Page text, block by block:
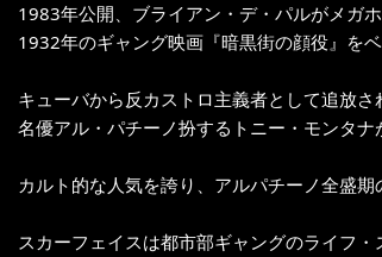
1983年公開、ブライアン・デ・パルがメガ
1932年のギャング映画『暗黒街の顔役』を
キューバから反カストロ主義者として追放
名優アル・パチーノ扮するトニー・モンタ
カルト的な人気を誇り、アルパチーノ全盛
スカーフェイスは都市部ギャングのライフ・